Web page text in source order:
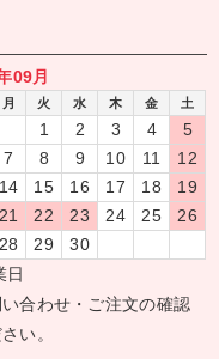
09月
月 火 水 木 金 土
1 2 3 4
5
7 8 9 10 11
12
14 15 16 17 18
19
21 22 23 24 25
26
28 29
30
日
合わせ・ご注文の確認
い。